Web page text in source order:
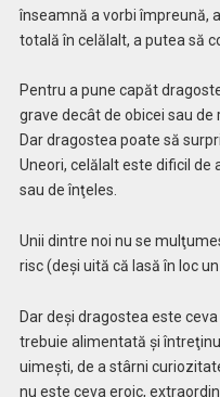
înseamnă a vorbi împreună,
totală în celălalt, a putea să
Pentru a pune capăt
grave decât de obicei sau de
Dar dragostea poate să
Uneori, celălalt este dificil de
sau de înţeles.
Unii dintre noi nu se
risc (deşi uită că lasă în loc
Dar deşi dragostea este
trebuie alimentată şi
uimeşti, de a stârni
nu este ceva eroic,